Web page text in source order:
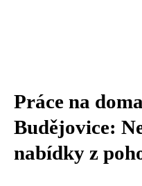
Práce na
Budějovice:
nabídky z